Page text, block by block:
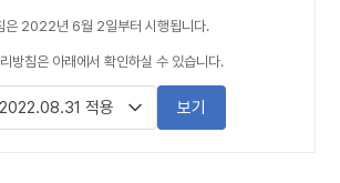
은 2022년 6월 2일부터 시행됩니다.
방침은 아래에서 확인하실 수 있습니다.
보기